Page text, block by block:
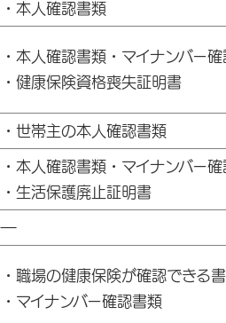
・本人確認書類
・本人確認書類・マイナンバー
・健康保険資格喪失証明書
・世帯主の本人確認書類
・本人確認書類・マイナンバー
・生活保護廃止証明書
―
・職場の健康保険が確認できる
・マイナンバー確認書類